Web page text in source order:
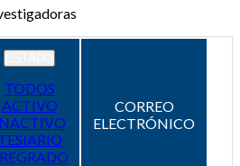
TODOS
ACTIVO
CORREO
ELECTRÓNICO